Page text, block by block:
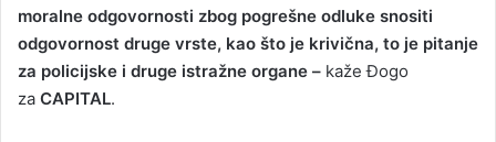
moralne odgovornosti zbog pogrešne odluke snositi
odgovornost druge vrste, kao što je krivična, to je pitanje
za policijske i druge istražne organe – kaže Đogo
za CAPITAL.